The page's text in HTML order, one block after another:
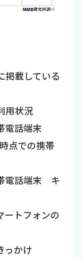
掲載している
用状況
電話端末
点での携帯
電話端末 キ
ートフォンの
っかけ